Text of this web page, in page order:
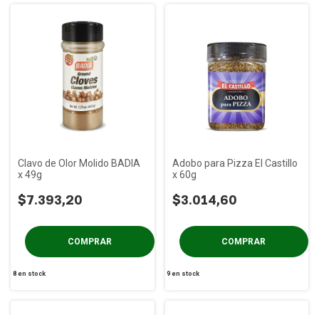
Clavo de Olor Molido BADIA
x 49g
$7.393,20
8en stock
Adobo para Pizza El Castillo
x 60g
$3.014,60
9 en stock